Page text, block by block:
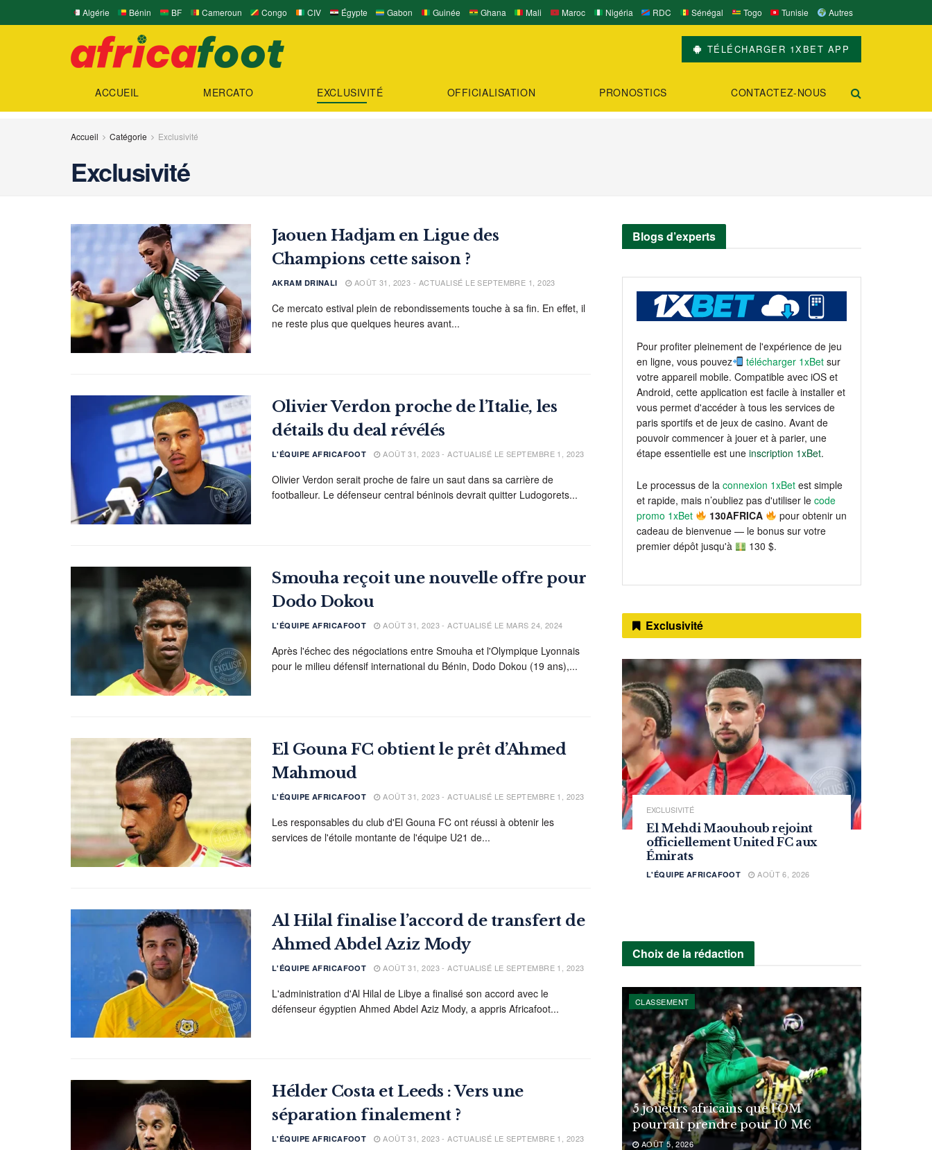
Algérie Bénin BF Cameroun Congo CIV Égypte Gabon Guinée Ghana Mali Maroc Nigéria RDC Sénégal Togo Tunisie Autres
TÉLÉCHARGER 1XBET APP
ACCUEIL MERCATO EXCLUSIVITÉ OFFICIALISATION PRONOSTICS CONTACTEZ-NOUS
Accueil Catégorie Exclusivité
Exclusivité
Jaouen Hadjam en Ligue des
Champions cette saison ?
AKRAM DRINALI AOÛT 31, 2023 - ACTUALISÉ LE SEPTEMBRE 1, 2023
Ce mercato estival plein de rebondissements touche à sa fin. En effet, il
ne reste plus que quelques heures avant...
Olivier Verdon proche de l’Italie, les
détails du deal révélés
L'ÉQUIPE AFRICAFOOT AOÛT 31, 2023 - ACTUALISÉ LE SEPTEMBRE 1, 2023
Olivier Verdon serait proche de faire un saut dans sa carrière de
footballeur. Le défenseur central béninois devrait quitter Ludogorets...
Smouha reçoit une nouvelle offre pour
Dodo Dokou
L'ÉQUIPE AFRICAFOOT AOÛT 31, 2023 - ACTUALISÉ LE MARS 24, 2024
Après l'échec des négociations entre Smouha et l'Olympique Lyonnais
pour le milieu défensif international du Bénin, Dodo Dokou (19 ans),...
El Gouna FC obtient le prêt d’Ahmed
Mahmoud
L'ÉQUIPE AFRICAFOOT AOÛT 31, 2023 - ACTUALISÉ LE SEPTEMBRE 1, 2023
Les responsables du club d'El Gouna FC ont réussi à obtenir les
services de l'étoile montante de l'équipe U21 de...
Al Hilal finalise l’accord de transfert de
Ahmed Abdel Aziz Mody
L'ÉQUIPE AFRICAFOOT AOÛT 31, 2023 - ACTUALISÉ LE SEPTEMBRE 1, 2023
L'administration d'Al Hilal de Libye a finalisé son accord avec le
défenseur égyptien Ahmed Abdel Aziz Mody, a appris Africafoot...
Hélder Costa et Leeds : Vers une
séparation finalement ?
L'ÉQUIPE AFRICAFOOT AOÛT 31, 2023 - ACTUALISÉ LE SEPTEMBRE 1, 2023
Blogs d’experts
Pour profiter pleinement de l'expérience de jeu
en ligne, vous pouvez
télécharger 1xBet sur
votre appareil mobile. Compatible avec iOS et
Android, cette application est facile à installer et
vous permet d'accéder à tous les services de
paris sportifs et de jeux de casino. Avant de
pouvoir commencer à jouer et à parier, une
étape essentielle est une inscription 1xBet.
Le processus de la connexion 1xBet est simple
et rapide, mais n’oubliez pas d'utiliser le code
promo 1xBet
130AFRICA
pour obtenir un
cadeau de bienvenue — le bonus sur votre
premier dépôt jusqu'à
130 $.
Exclusivité
EXCLUSIVITÉ
El Mehdi Maouhoub rejoint
officiellement United FC aux
Émirats
L'ÉQUIPE AFRICAFOOT AOÛT 6, 2026
Choix de la rédaction
CLASSEMENT
5 joueurs africains que l’OM
pourrait prendre pour 10 M€
AOÛT 5, 2026